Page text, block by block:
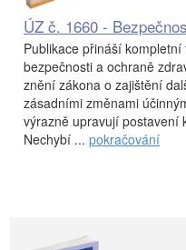
ÚZ č. 1660 -
Publikace přináší
bezpečnosti a ochraně
znění zákona o zajištění
zásadními změnami
výrazně upravují postavení
Nechybí ... pokračování